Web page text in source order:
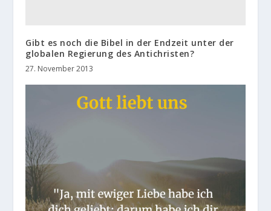
Gibt es noch die Bibel in der Endzeit unter der
globalen Regierung des Antichristen?
27. November 2013